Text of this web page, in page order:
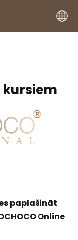
kursiem
paplašināt
Online